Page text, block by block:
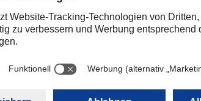
Standort aus einer Hand anbieten
Voraussetzungen für eine integrierte und
Alexander Tonn, COO Road Logistics.